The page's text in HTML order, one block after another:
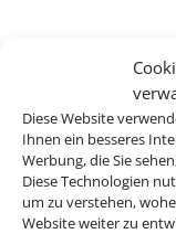
Diese Website
Ihnen ein besseres
Werbung, die Sie
Diese Technologien
um zu verstehen,
Website weiter zu